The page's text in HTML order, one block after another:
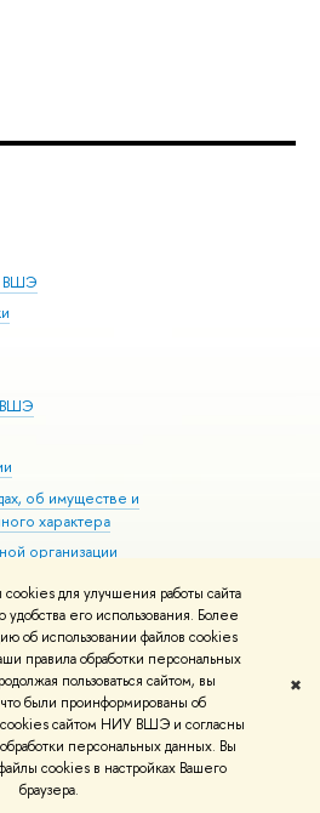
для улучшения работы сайта
его использования. Более
об использовании файлов cookies
правила обработки персональных
пользоваться сайтом, вы
были проинформированы об
cookies сайтом НИУ ВШЭ и согласны
персональных данных. Вы
cookies в настройках Вашего
браузера.
✖
ВШЭ
ВШЭ
об имуществе и
характера
организации
здоровья
и контакты Условия использования
Карта сайта
разработаны вШколе дизайна НИУ ВШЭ